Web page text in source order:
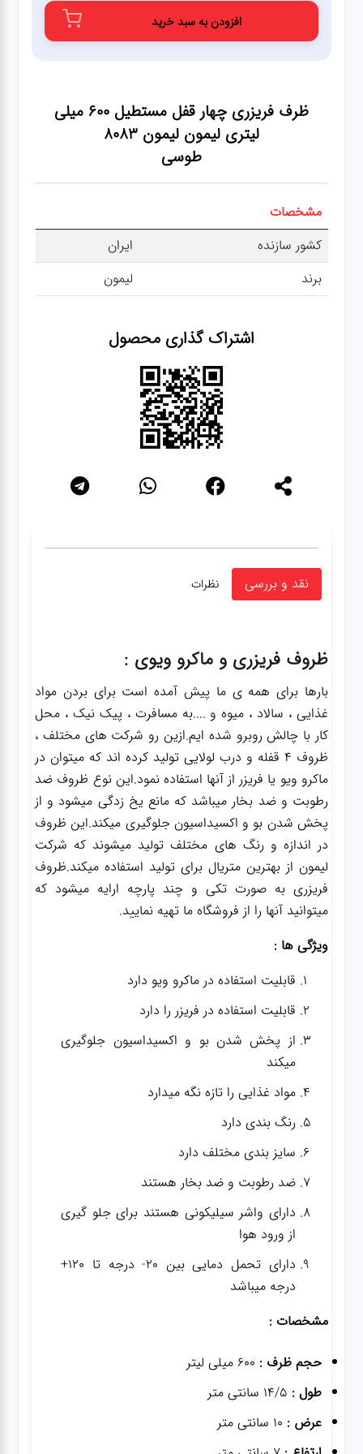
عطر،خوشبو کننده
سرویس های
چینی تقدس
ظرف فریزری چهار قفل مستطیل 600 میلی
لیتری لیمون لیمون 8083
طوسی
مشخصات
کشور سازنده
ایران
برند
لیمون
اشتراک گذاری محصول
افزودن به سبد خرید
نقد و بررسی نظرات
ظروف فریزری و ماکرو ویوی :
بارها برای همه ی ما پیش آمده است برای بردن مواد
غذایی ، سالاد ، میوه و ....به مسافرت ، پیک نیک ، محل
کار با چالش روبرو شده ایم.ازین رو شرکت های مختلف ،
ظروف 4 قفله و درب لولایی تولید کرده اند که میتوان در
ماکرو ویو یا فریزر از آنها استفاده نمود.این نوع ظروف ضد
رطوبت و ضد بخار میباشد که مانع یخ زدگی میشود و از
پخش شدن بو و اکسیداسیون جلوگیری میکند.این ظروف
در اندازه و رنگ های مختلف تولید میشوند که شرکت
لیمون از بهترین متریال برای تولید استفاده میکند.ظروف
فریزری به صورت تکی و چند پارچه ارایه میشود که
میتوانید آنها را از فروشگاه ما تهیه نمایید.
ویژگی ها :
قابلیت استفاده در ماکرو ویو دارد
قابلیت استفاده در فریزر را دارد
از پخش شدن بو و اکسیداسیون جلوگیری
میکند
مواد غذایی را تازه نگه میدارد
رنگ بندی دارد
سایز بندی مختلف دارد
ضد رطوبت و ضد بخار هستند
دارای واشر سیلیکونی هستند برای جلو گیری
از ورود هوا
دارای تحمل دمایی بین 20- درجه تا 120+
درجه میباشد
مشخصات :
حجم ظرف : 600 میلی لیتر
طول : 14/5 سانتی متر
عرض : 10 سانتی متر